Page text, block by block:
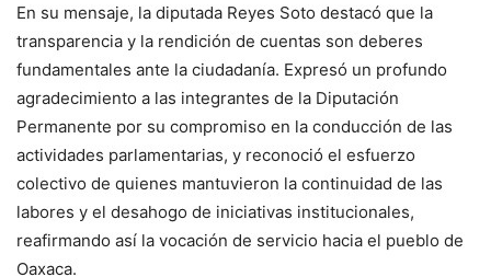
En su mensaje, la diputada Reyes Soto destacó que la
transparencia y la rendición de cuentas son deberes
fundamentales ante la ciudadanía. Expresó un profundo
agradecimiento a las integrantes de la Diputación
Permanente por su compromiso en la conducción de las
actividades parlamentarias, y reconoció el esfuerzo
colectivo de quienes mantuvieron la continuidad de las
labores y el desahogo de iniciativas institucionales,
reafirmando así la vocación de servicio hacia el pueblo de
Oaxaca.